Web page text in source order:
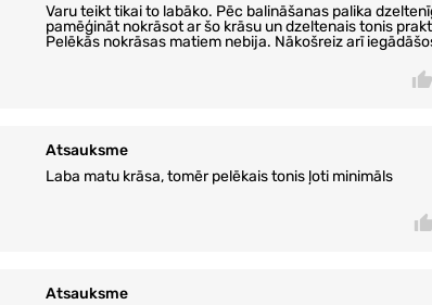
Varu teikt tikai to labāko. Pēc balināšanas palika
pamēģināt nokrāsot ar šo krāsu un dzeltenais tonis
Pelēkās nokrāsas matiem nebija. Nākošreiz arī
Atsauksme
Laba matu krāsa, tomēr pelēkais tonis ļoti minimāls
Atsauksme